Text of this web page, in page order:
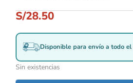
S/28.50
Disponible para envío a todo el
Sin existencias